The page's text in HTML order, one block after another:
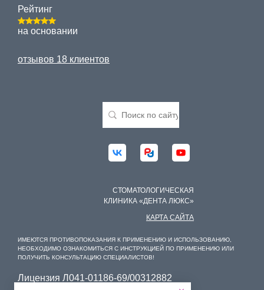
Рейтинг
на основании
отзывов 18 клиентов
СТОМАТОЛОГИЧЕСКАЯ
КЛИНИКА «ДЕНТА ЛЮКС»
КАРТА САЙТА
ИМЕЮТСЯ ПРОТИВОПОКАЗАНИЯ К ПРИМЕНЕНИЮ И ИСПОЛЬЗОВАНИЮ,
НЕОБХОДИМО ОЗНАКОМИТЬСЯ С ИНСТРУКЦИЕЙ ПО ПРИМЕНЕНИЮ ИЛИ
ПОЛУЧИТЬ КОНСУЛЬТАЦИЮ СПЕЦИАЛИСТОВ!
Лицензия Л041-01186-69/00312882